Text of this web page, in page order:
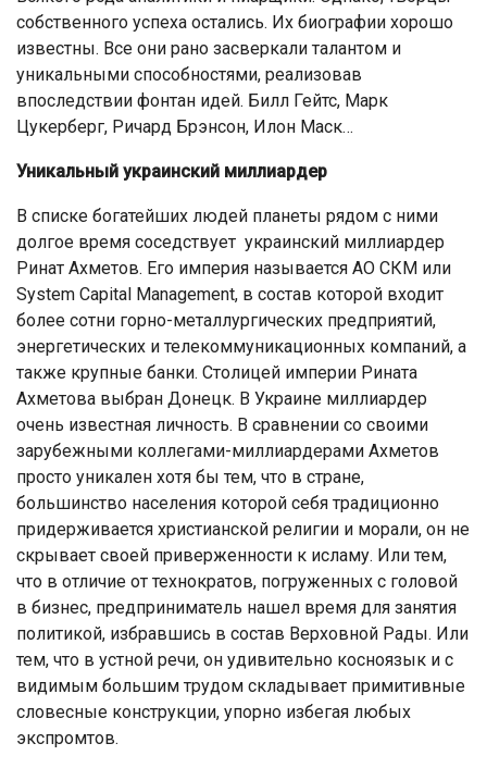
собственного успеха остались. Их биографии хорошо
известны. Все они рано засверкали талантом и
уникальными способностями, реализовав
впоследствии фонтан идей. Билл Гейтс, Марк
Цукерберг, Ричард Брэнсон, Илон Маск…
Уникальный украинский миллиардер
В списке богатейших людей планеты рядом с ними
долгое время соседствует украинский миллиардер
Ринат Ахметов. Его империя называется АО СКМ или
System Capital Management, в состав которой входит
более сотни горно-металлургических предприятий,
энергетических и телекоммуникационных компаний, а
также крупные банки. Столицей империи Рината
Ахметова выбран Донецк. В Украине миллиардер
очень известная личность. В сравнении со своими
зарубежными коллегами-миллиардерами Ахметов
просто уникален хотя бы тем, что в стране,
большинство населения которой себя традиционно
придерживается христианской религии и морали, он не
скрывает своей приверженности к исламу. Или тем,
что в отличие от технократов, погруженных с головой
в бизнес, предприниматель нашел время для занятия
политикой, избравшись в состав Верховной Рады. Или
тем, что в устной речи, он удивительно косноязык и с
видимым большим трудом складывает примитивные
словесные конструкции, упорно избегая любых
экспромтов.